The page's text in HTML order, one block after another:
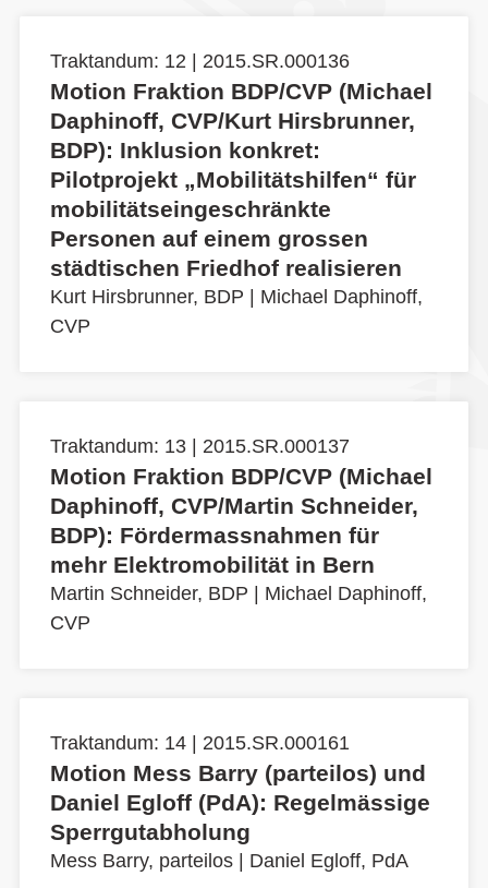
Traktandum: 12 | 2015.SR.000136
Motion Fraktion BDP/CVP (Michael
Daphinoff, CVP/Kurt Hirsbrunner,
BDP): Inklusion konkret:
Pilotprojekt „Mobilitätshilfen“ für
mobilitätseingeschränkte
Personen auf einem grossen
städtischen Friedhof realisieren
Kurt Hirsbrunner, BDP
Michael Daphinoff,
CVP
Traktandum: 13 | 2015.SR.000137
Motion Fraktion BDP/CVP (Michael
Daphinoff, CVP/Martin Schneider,
BDP): Fördermassnahmen für
mehr Elektromobilität in Bern
Martin Schneider, BDP
Michael Daphinoff,
CVP
Traktandum: 14 | 2015.SR.000161
Motion Mess Barry (parteilos) und
Daniel Egloff (PdA): Regelmässige
Sperrgutabholung
Mess Barry, parteilos Daniel Egloff, PdA